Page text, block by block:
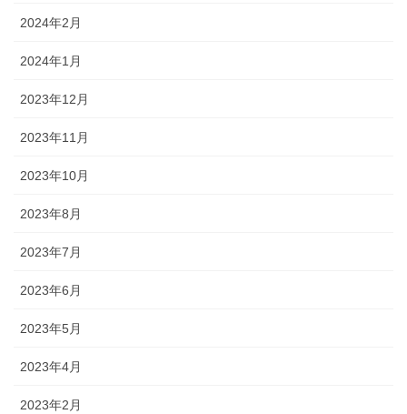
2024年2月
2024年1月
2023年12月
2023年11月
2023年10月
2023年8月
2023年7月
2023年6月
2023年5月
2023年4月
2023年2月